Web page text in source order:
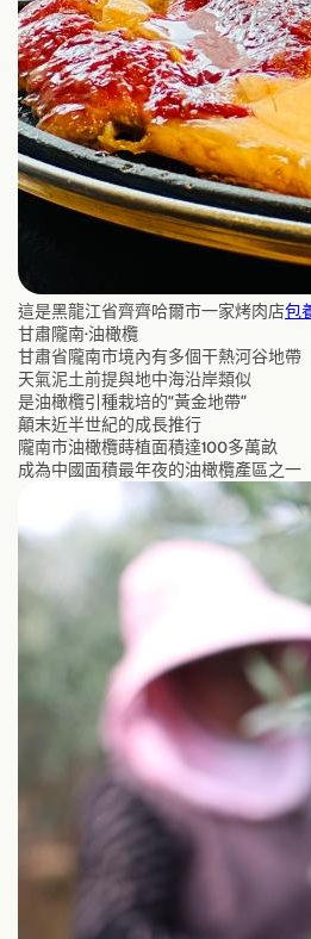
這是黑龍江省齊齊哈爾市一家烤肉店包
甘肅隴南·油橄欖
甘肅省隴南市境內有多個干熱河谷地帶
天氣泥土前提與地中海沿岸類似
是油橄欖引種栽培的“黃金地帶”
顛末近半世紀的成長推行
隴南市油橄欖蒔植面積達100多萬畝
成為中國面積最年夜的油橄欖產區之一